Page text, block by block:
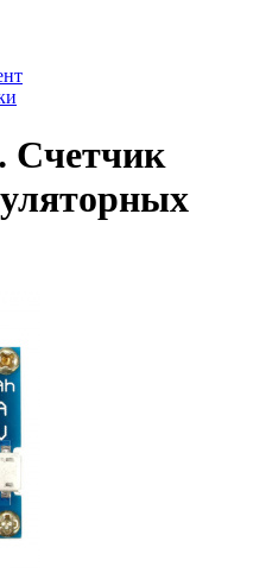
Счетчик